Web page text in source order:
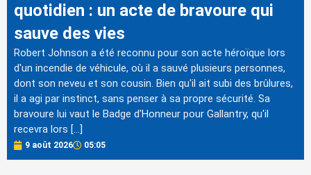
quotidien : un acte de bravoure qui
sauve des vies
Robert Johnson a été reconnu pour son acte héroïque lors
d'un incendie de véhicule, où il a sauvé plusieurs personnes,
dont son neveu et son cousin. Bien qu'il ait subi des brûlures,
il a agi par instinct, sans penser à sa propre sécurité. Sa
bravoure lui vaut le Badge d'Honneur pour Gallantry, qu'il
recevra lors […]
9 août 2026 05:05